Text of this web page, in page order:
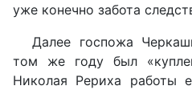
уже конечно забота
Далее госпожа
том же году был
Николая Рериха работы